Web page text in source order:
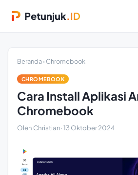
Petunjuk.ID
Beranda›Chromebook
CHROMEBOOK
Cara Install Aplikasi
Chromebook
Oleh Christian·13 Oktober 2024